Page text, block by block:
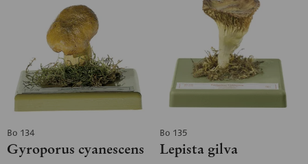
Bo 134
Gyroporus cyanescens
Bo 135
Lepista gilva